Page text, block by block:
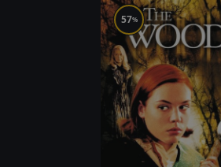
57%